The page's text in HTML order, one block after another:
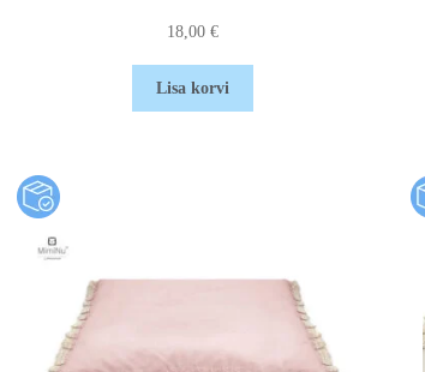
18,00€
Lisa korvi